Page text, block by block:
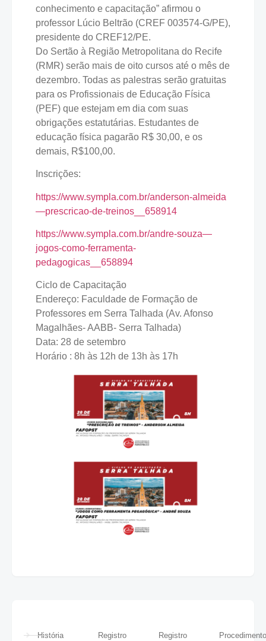
conhecimento e capacitação” afirmou o
professor Lúcio Beltrão (CREF 003574-G/PE),
presidente do CREF12/PE.
Do Sertão à Região Metropolitana do Recife
(RMR) serão mais de oito cursos até o mês de
dezembro. Todas as palestras serão gratuitas
para os Profissionais de Educação Física
(PEF) que estejam em dia com suas
obrigações estatutárias. Estudantes de
educação física pagarão R$ 30,00, e os
demais, R$100,00.
Inscrições:
https://www.sympla.com.br/anderson-almeida
—prescricao-de-treinos__658914
https://www.sympla.com.br/andre-souza—
jogos-como-ferramenta-
pedagogicas__658894
Ciclo de Capacitação
Endereço: Faculdade de Formação de
Professores em Serra Talhada (Av. Afonso
Magalhães- AABB- Serra Talhada)
Data: 28 de setembro
Horário : 8h às 12h de 13h às 17h
História Registro Registro